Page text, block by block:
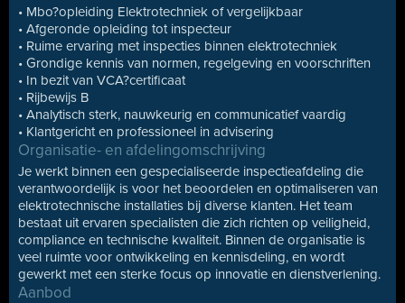
• Mbo?opleiding Elektrotechniek of vergelijkbaar
• Afgeronde opleiding tot inspecteur
• Ruime ervaring met inspecties binnen elektrotechniek
• Grondige kennis van normen, regelgeving en voorschriften
• In bezit van VCA?certificaat
• Rijbewijs B
• Analytisch sterk, nauwkeurig en communicatief vaardig
• Klantgericht en professioneel in advisering
Organisatie- en afdelingomschrijving
Je werkt binnen een gespecialiseerde inspectieafdeling die
verantwoordelijk is voor het beoordelen en optimaliseren van
elektrotechnische installaties bij diverse klanten. Het team
bestaat uit ervaren specialisten die zich richten op veiligheid,
compliance en technische kwaliteit. Binnen de organisatie is
veel ruimte voor ontwikkeling en kennisdeling, en wordt
gewerkt met een sterke focus op innovatie en dienstverlening.
Aanbod